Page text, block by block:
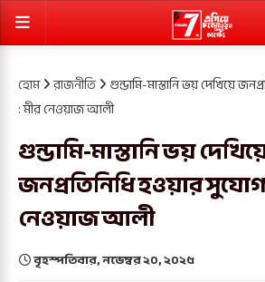
হোম রাজনীতি গুন্ডামি-মাস্তানি ভয় দেখিয়ে
: মীর নেওয়াজ আলী
গুন্ডামি-মাস্তানি ভয়
জনপ্রতিনিধি হওয়ার
নেওয়াজ আলী
বৃহস্পতিবার, নভেম্বর ২০, ২০২৫